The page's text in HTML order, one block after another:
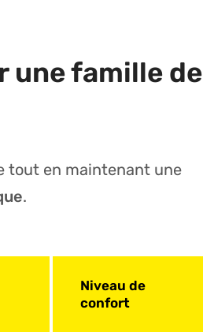
une famille de
tout en maintenant une
.
Niveau de
confort